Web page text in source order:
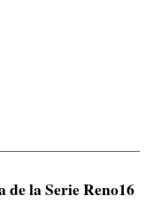
la Serie Reno16